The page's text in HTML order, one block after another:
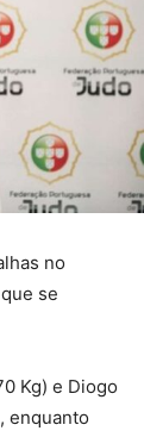
no
se
Kg) e Diogo
enquanto